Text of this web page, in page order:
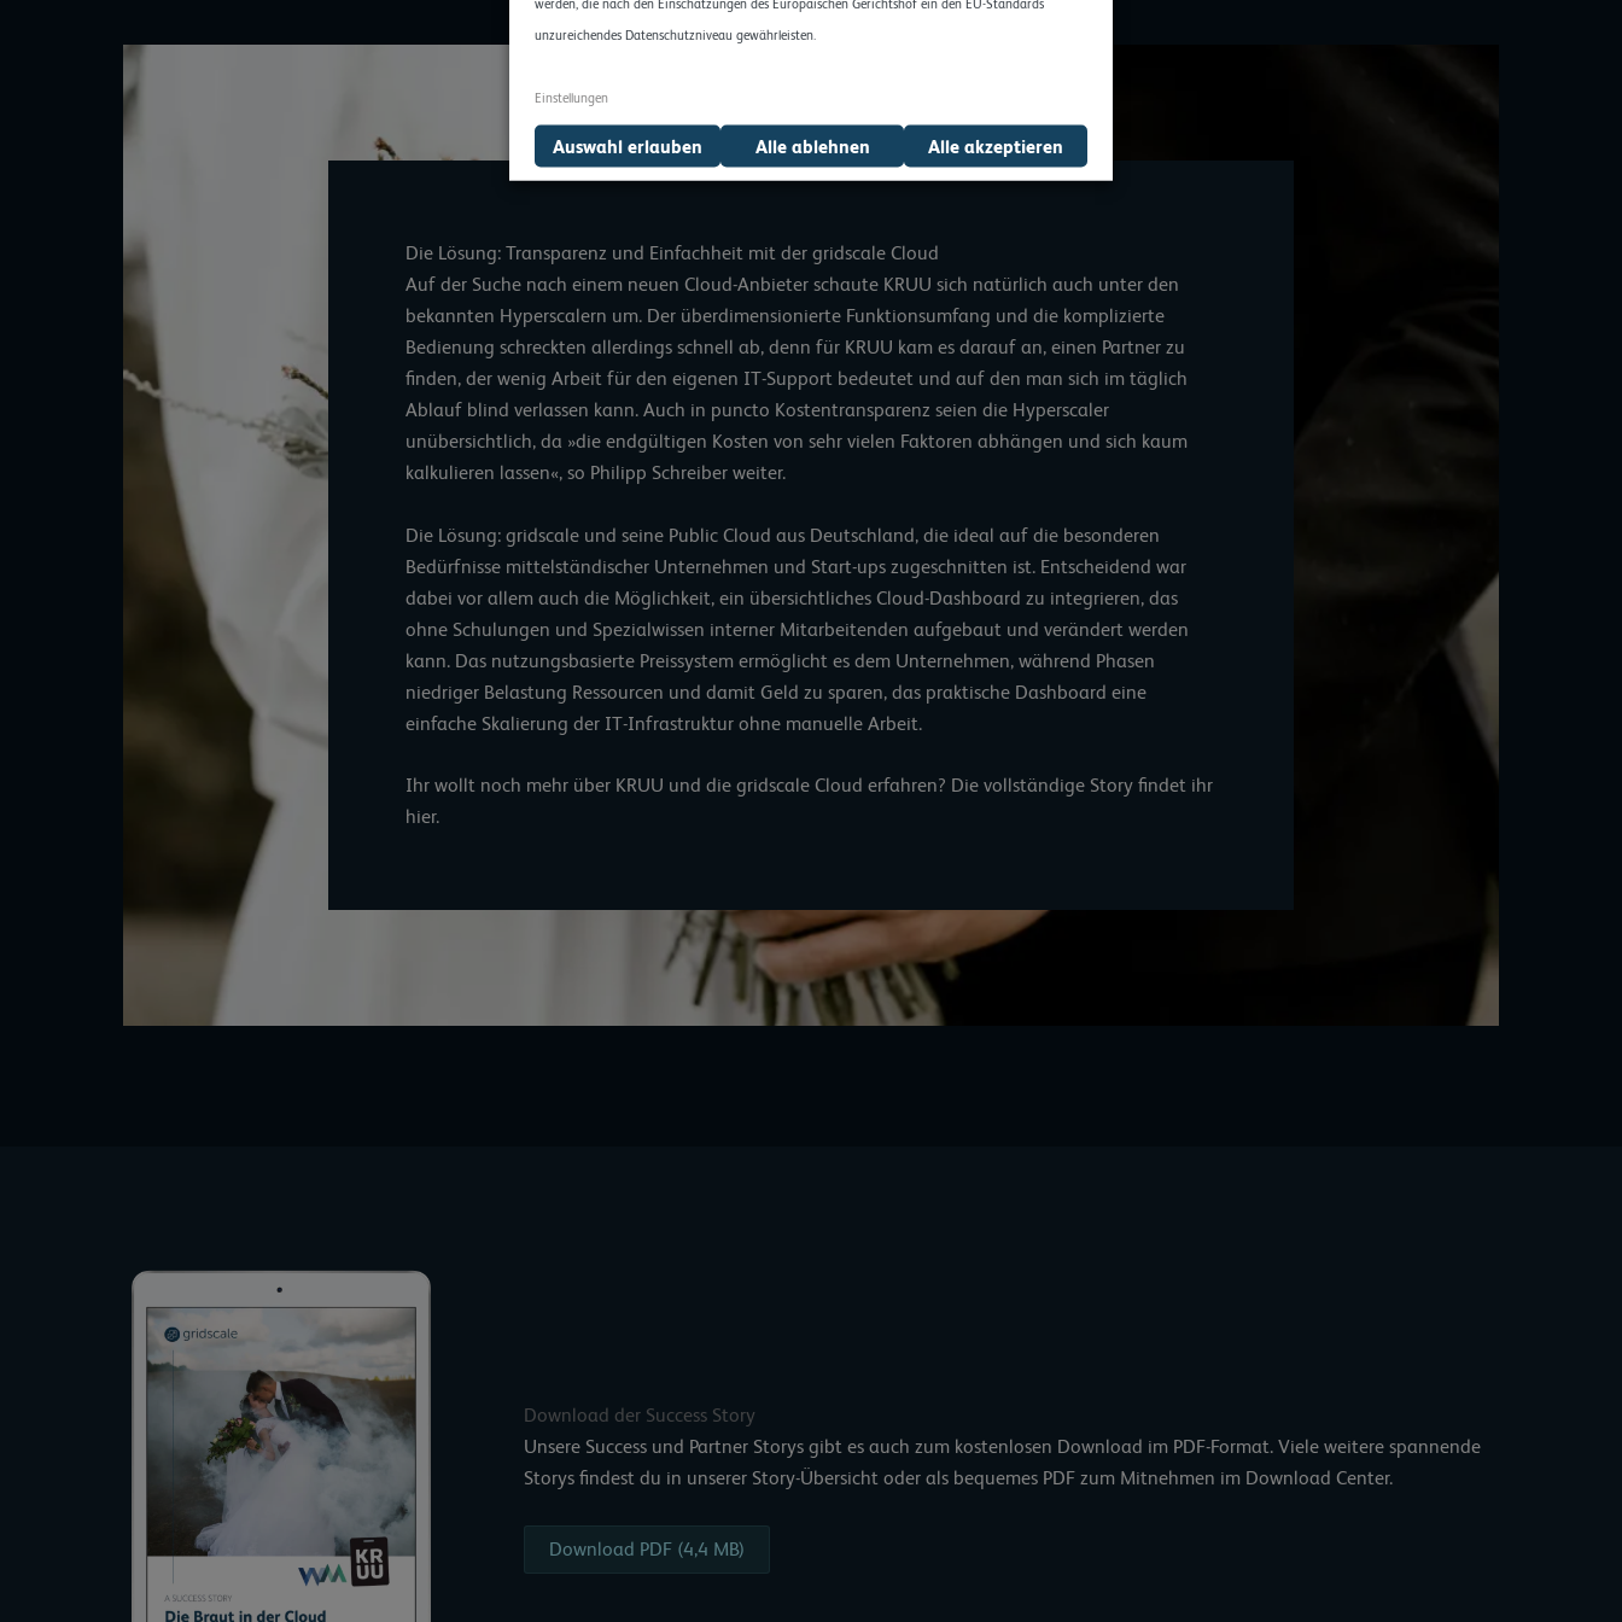
Die Lösung: Transparenz und Einfachheit mit der gridscale Cloud
Auf der Suche nach einem neuen Cloud-Anbieter schaute KRUU sich natürlich auch unter den
bekannten Hyperscalern um. Der überdimensionierte Funktionsumfang und die komplizierte
Bedienung schreckten allerdings schnell ab, denn für KRUU kam es darauf an, einen Partner zu
finden, der wenig Arbeit für den eigenen IT-Support bedeutet und auf den man sich im täglich
Ablauf blind verlassen kann. Auch in puncto Kostentransparenz seien die Hyperscaler
unübersichtlich, da »die endgültigen Kosten von sehr vielen Faktoren abhängen und sich kaum
kalkulieren lassen«, so Philipp Schreiber weiter.
Die Lösung: gridscale und seine Public Cloud aus Deutschland, die ideal auf die besonderen
Bedürfnisse mittelständischer Unternehmen und Start-ups zugeschnitten ist. Entscheidend war
dabei vor allem auch die Möglichkeit, ein übersichtliches Cloud-Dashboard zu integrieren, das
ohne Schulungen und Spezialwissen interner Mitarbeitenden aufgebaut und verändert werden
kann. Das nutzungsbasierte Preissystem ermöglicht es dem Unternehmen, während Phasen
niedriger Belastung Ressourcen und damit Geld zu sparen, das praktische Dashboard eine
einfache Skalierung der IT-Infrastruktur ohne manuelle Arbeit.
Ihr wollt noch mehr über KRUU und die gridscale Cloud erfahren? Die vollständige Story findet ihr
hier.
Download der Success Story
Unsere Success und Partner Storys gibt es auch zum kostenlosen Download im PDF-Format. Viele weitere spannende
Storys findest du in unserer Story-Übersicht oder als bequemes PDF zum Mitnehmen im Download Center.
Download PDF (4,4 MB)
werden, die nach den Einschätzungen des Europäischen Gerichtshof ein den EU-Standards
unzureichendes Datenschutzniveau gewährleisten.
Einstellungen
Auswahl erlauben Alle ablehnen Alle akzeptieren